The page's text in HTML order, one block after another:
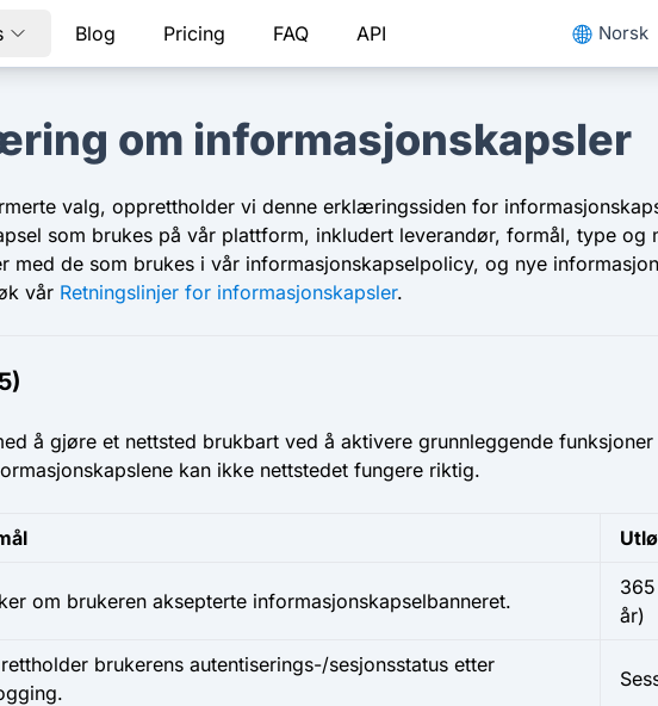
Blog Pricing FAQ API Norsk
om informasjonskapsler
valg, opprettholder vi denne erklæringssiden for
som brukes på vår plattform, inkludert leverandør, formål, type og
med de som brukes i vår informasjonskapselpolicy, og nye
vår Retningslinjer for informasjonskapsler.
å gjøre et nettsted brukbart ved å aktivere grunnleggende
kan ikke nettstedet fungere riktig.
om brukeren aksepterte informasjonskapselbanneret.
år)
brukerens autentiserings-/sesjonsstatus etter